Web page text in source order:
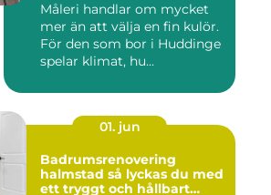
Måleri handlar om mycket
mer än att välja en fin kulör.
För den som bor i Huddinge
spelar klimat, hu...
01. jun
Badrumsrenovering
halmstad så lyckas du med
ett tryggt och hållbart